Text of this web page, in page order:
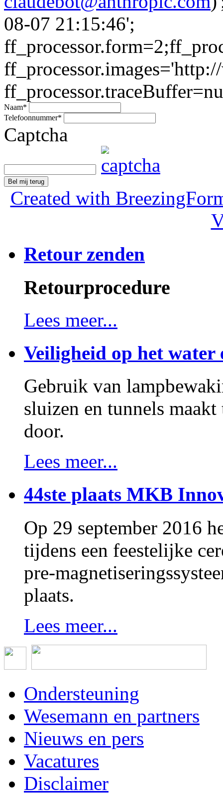
08-07 21:15:46';
Naam*
Telefoonnummer*
Captcha
Bel mij terug
Created with
Retour zenden
Retourprocedure
Lees meer...
Veiligheid op het water
Gebruik van
sluizen en tunnels
door.
Lees meer...
44ste plaats MKB
Op 29 september 2016
tijdens een feestelijke
pre-
plaats.
Lees meer...
Ondersteuning
Wesemann en partners
Nieuws en pers
Vacatures
Disclaimer